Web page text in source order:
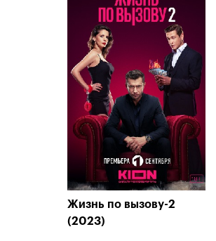
Жизнь по вызову-2
(2023)